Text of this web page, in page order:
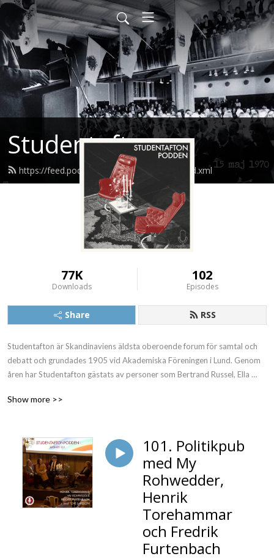
Studentafton
https://feed.podbean.com/studentafton/feed.xml
77K
Downloads
102
Episodes
Share RSS
Studentafton är Skandinaviens äldsta oberoende forum för samtal och
debatt och grundades 1905 vid Akademiska Föreningen i Lund. Genom
åren har Studentafton gästats av personer som Bertrand Russel, Ella
Diana Ross.
Show more >>
101. Politikpub
med My
Rohwedder,
Henrik
Torehammar
och Fredrik
Furtenbach